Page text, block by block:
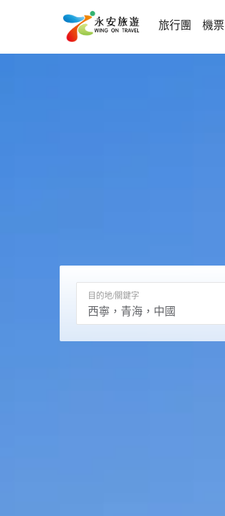
旅行團 機票
目的地/關鍵字